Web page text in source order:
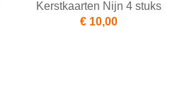
Kerstkaarten Nijn 4 stuks
€ 10,00